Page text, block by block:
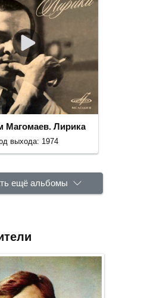
Магомаев. Лирика
выхода: 1974
ещё альбомы